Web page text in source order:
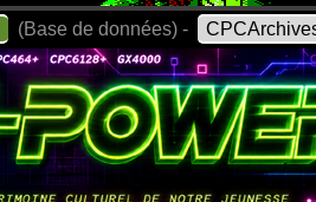
(Base de données) -